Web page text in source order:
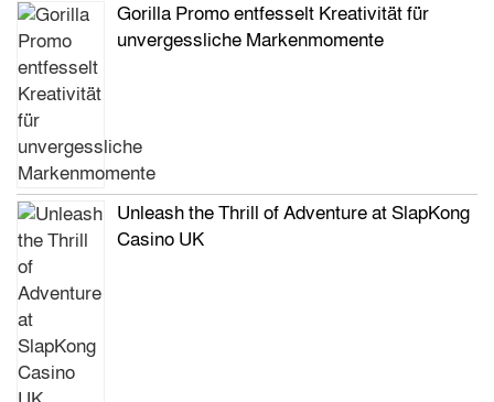
Gorilla Promo entfesselt Kreativität für
unvergessliche Markenmomente
Unleash the Thrill of Adventure at SlapKong
Casino UK